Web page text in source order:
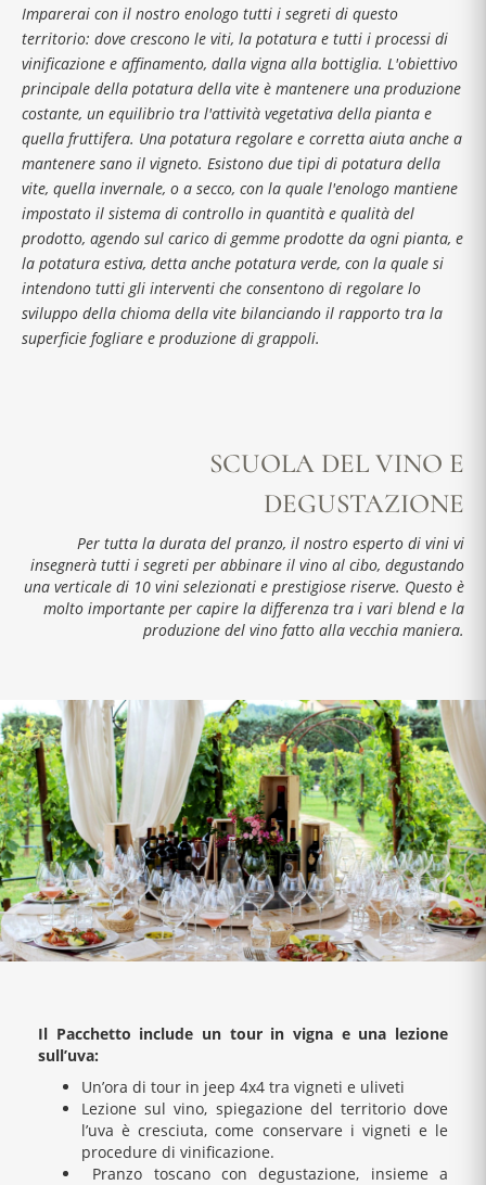
Imparerai con il nostro enologo tutti i segreti di questo
territorio: dove crescono le viti, la potatura e tutti i processi di
vinificazione e affinamento, dalla vigna alla bottiglia. L'obiettivo
principale della potatura della vite è mantenere una produzione
costante, un equilibrio tra l'attività vegetativa della pianta e
quella fruttifera. Una potatura regolare e corretta aiuta anche a
mantenere sano il vigneto. Esistono due tipi di potatura della
vite, quella invernale, o a secco, con la quale l'enologo mantiene
impostato il sistema di controllo in quantità e qualità del
prodotto, agendo sul carico di gemme prodotte da ogni pianta, e
la potatura estiva, detta anche potatura verde, con la quale si
intendono tutti gli interventi che consentono di regolare lo
sviluppo della chioma della vite bilanciando il rapporto tra la
superficie fogliare e produzione di grappoli.
SCUOLA DEL VINO E
DEGUSTAZIONE
Per tutta la durata del pranzo, il nostro esperto di vini vi
insegnerà tutti i segreti per abbinare il vino al cibo, degustando
una verticale di 10 vini selezionati e prestigiose riserve. Questo è
molto importante per capire la differenza tra i vari blend e la
produzione del vino fatto alla vecchia maniera.
Il Pacchetto include un tour in vigna e una lezione
sull’uva:
Un’ora di tour in jeep 4x4 tra vigneti e uliveti
Lezione sul vino, spiegazione del territorio dove
l’uva è cresciuta, come conservare i vigneti e le
procedure di vinificazione.
Pranzo toscano con degustazione, insieme a